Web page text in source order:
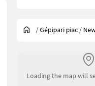
/Gépipari piac /
Loading the map will